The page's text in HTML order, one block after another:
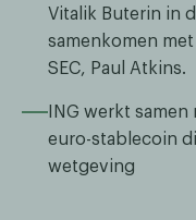
Vitalik Buterin in
samenkomen
SEC, Paul Atkins.
ING werkt
euro-stablecoin
wetgeving